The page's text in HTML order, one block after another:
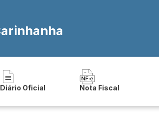
Diário Oficial Nota Fiscal